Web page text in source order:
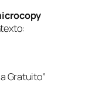
Gratuito”